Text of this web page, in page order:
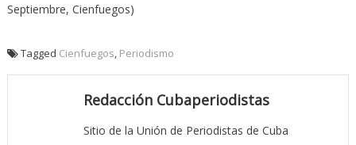
Septiembre, Cienfuegos)
Tagged Cienfuegos, Periodismo
Redacción Cubaperiodistas
Sitio de la Unión de Periodistas de Cuba